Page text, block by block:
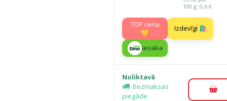
100 g: 0,6 €
TOP cena
💛
Izdevīgi 🛍️
iesaka
Noliktavā
Bezmaksas
piegāde